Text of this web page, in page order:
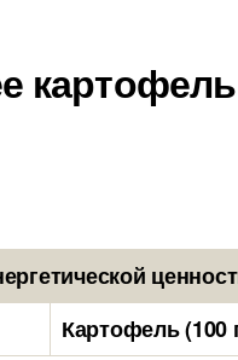
Картофель (100